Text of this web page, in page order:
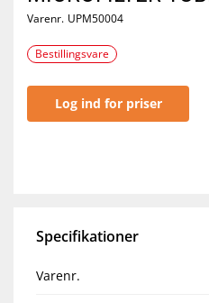
Varenr. UPM50004
Bestillingsvare
Log ind for priser
Specifikationer
Varenr.